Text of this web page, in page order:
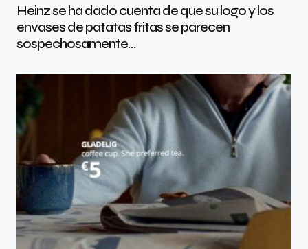
Heinz se ha dado cuenta de que su logo y los
envases de patatas fritas se parecen
sospechosamente…